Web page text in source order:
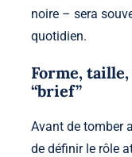
noire – sera
quotidien.
Forme,
“brief”
Avant de tomber
de définir le rôle